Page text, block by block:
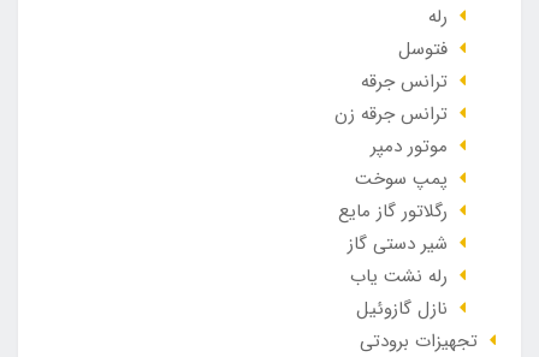
رله
فتوسل
ترانس جرقه
ترانس جرقه زن
موتور دمپر
پمپ سوخت
رگلاتور گاز مایع
شیر دستی گاز
رله نشت یاب
نازل گازوئیل
تجهیزات برودتی